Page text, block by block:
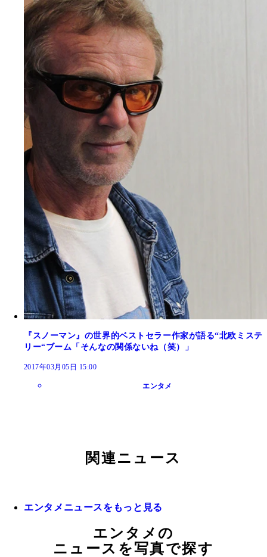
『スノーマン』の世界的ベストセラー作家が語る“北欧ミステ
リー“ブーム「そんなの関係ないね（笑）」
2017年03月05日 15:00
エンタメ
関連ニュース
エンタメニュースをもっと見る
エンタメの
ニュースを写真で探す